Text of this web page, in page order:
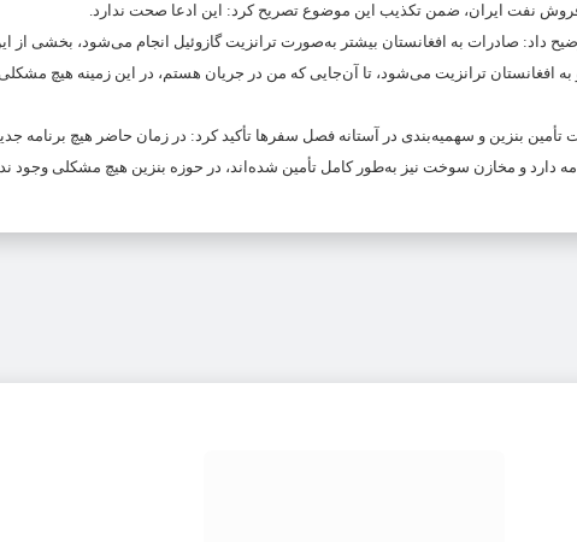
نفت ایران، ضمن تکذیب این موضوع تصریح کرد: این ادعا صحت ندارد.
داد: صادرات به افغانستان بیشتر به‌صورت ترانزیت گازوئیل انجام می‌شود، بخشی
افغانستان ترانزیت می‌شود، تا آن‌جایی که من در جریان هستم، در این زمینه هیچ
بنزین و سهمیه‌بندی در آستانه فصل سفرها تأکید کرد: در زمان حاضر هیچ برنامه
دارد و مخازن سوخت نیز به‌طور کامل تأمین شده‌اند، در حوزه بنزین هیچ مشکلی وجود